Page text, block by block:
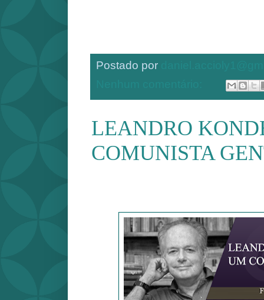
Postado por
LEANDRO
COMUNISTA